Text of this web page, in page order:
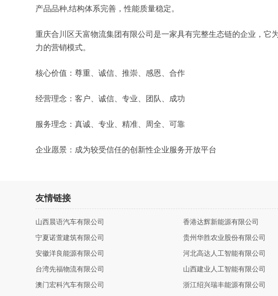
产品品种,结构体系完善，性能质量稳定。
重庆合川区天富物流集团有限公司是一家具有完整生态链的企业，
力的营销模式。
核心价值：尊重、诚信、推崇、感恩、合作
经营理念：客户、诚信、专业、团队、成功
服务理念：真诚、专业、精准、周全、可靠
企业愿景：成为较受信任的创新性企业服务开放平台
友情链接
山西晨语汽车有限公司 香港达辉新能源有限公司
宁夏诺萱建筑有限公司 贵州华胜农业股份有限公司
安徽洋良能源有限公司 河北高达人工智能有限公司
台湾先福物流有限公司 山西建业人工智能有限公司
澳门宏科汽车有限公司 浙江绍兴瑞丰能源有限公司